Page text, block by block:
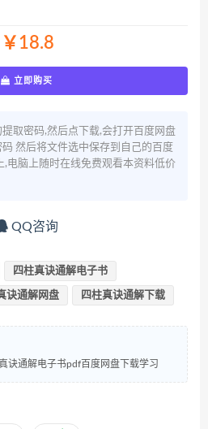
￥18.8
立即购买
取密码,然后点下载,会打开百度网盘
然后将文件选中保存到自己的百度
,电脑上随时在线免费观看本资料低价
QQ咨询
四柱真诀通解电子书
诀通解网盘 四柱真诀通解下载
诀通解电子书pdf百度网盘下载学习